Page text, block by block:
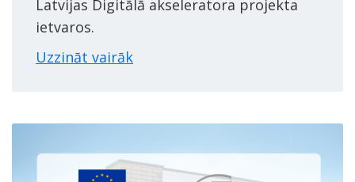
Latvijas Digitālā akseleratora projekta
ietvaros.
Uzzināt vairāk